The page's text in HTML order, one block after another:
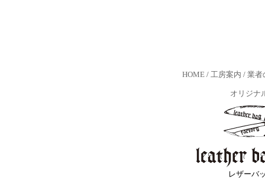
HOME / 工房案内 / 業者
オリジナ
レザーバ